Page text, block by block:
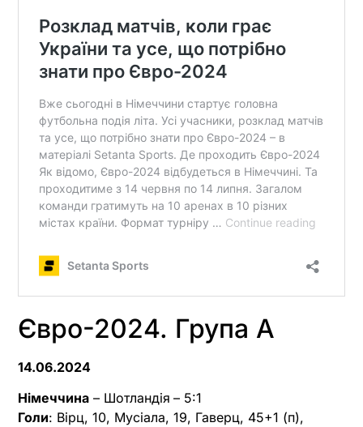
Євро-2024. Група А
14.06.2024
Німеччина – Шотландія – 5:1
Голи: Вірц, 10, Мусіала, 19, Гаверц, 45+1 (п),